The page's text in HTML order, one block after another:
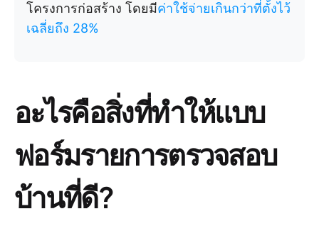
โครงการก่อสร้าง โดยมีค่าใช้จ่ายเกินกว่าที่ตั้งไว้
เฉลี่ยถึง 28%
อะไรคือสิ่งที่ทำให้แบบ
ฟอร์มรายการตรวจสอบ
บ้านที่ดี?